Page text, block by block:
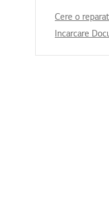
Cere o
Incarcare